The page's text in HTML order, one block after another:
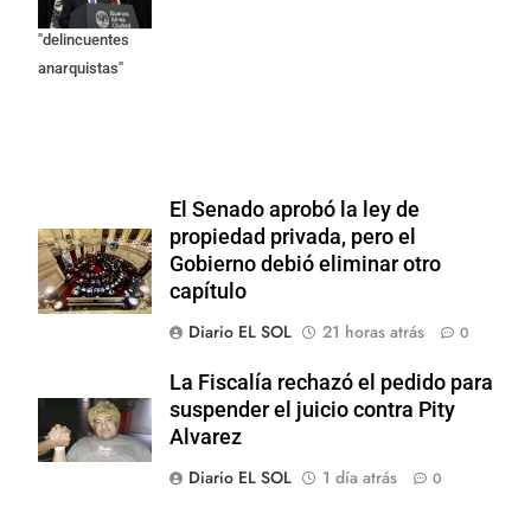
como
"delincuentes
anarquistas"
El Senado aprobó la ley de
propiedad privada, pero el
Gobierno debió eliminar otro
capítulo
Diario EL SOL
21 horas atrás 0
La Fiscalía rechazó el pedido para
suspender el juicio contra Pity
Alvarez
Diario EL SOL
1 día atrás 0